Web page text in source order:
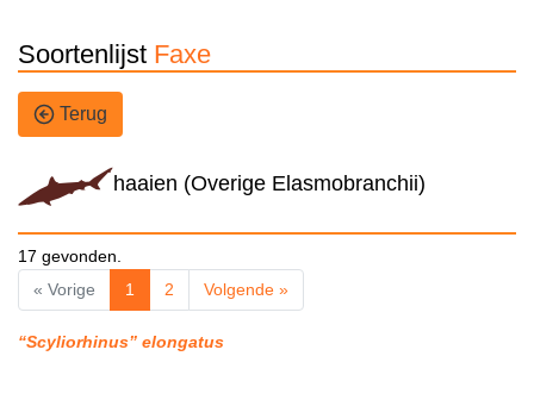
Soortenlijst Faxe
Terug
haaien (Overige Elasmobranchii)
17 gevonden.
« Vorige
1 2 Volgende »
“Scyliorhinus” elongatus